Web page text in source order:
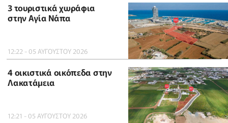
3 τουριστικά χωράφια
στην Αγία Νάπα
12:22 - 05 ΑΥΓΟΥΣΤΟΥ 2026
4 οικιστικά οικόπεδα στην
Λακατάμεια
12:21 - 05 ΑΥΓΟΥΣΤΟΥ 2026